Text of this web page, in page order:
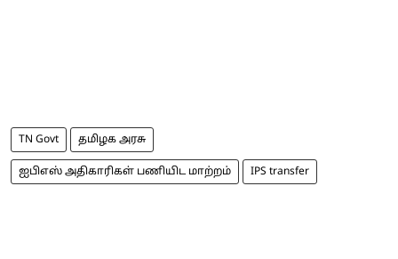
TN Govt தமிழக அரசு
ஐபிஎஸ் அதிகாரிகள் பணியிட மாற்றம் IPS transfer